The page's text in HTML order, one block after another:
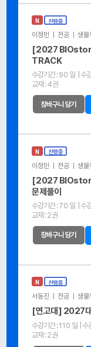
N 진행중
이정민 ㅣ 전
[2027
TRACK
수강기간 :90 일 | 수
교재 :4권
장바구니 담기
N 진행중
이정민 ㅣ 전
[2027
문제풀이
수강기간 :70 일 | 수
교재 :2권
장바구니 담기
N 진행중
서동진 ㅣ
[연고대] 2027대
수강기간 :110 일 |
교재 :2권